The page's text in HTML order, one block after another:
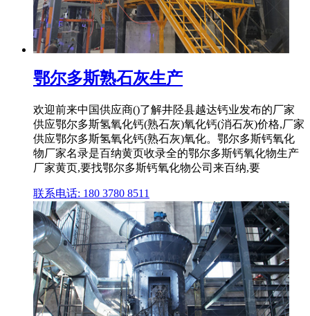
鄂尔多斯熟石灰生产
欢迎前来中国供应商()了解井陉县越达钙业发布的厂家
供应鄂尔多斯氢氧化钙(熟石灰)氧化钙(消石灰)价格,厂家
供应鄂尔多斯氢氧化钙(熟石灰)氧化。鄂尔多斯钙氧化
物厂家名录是百纳黄页收录全的鄂尔多斯钙氧化物生产
厂家黄页,要找鄂尔多斯钙氧化物公司来百纳,要
联系电话: 180 3780 8511